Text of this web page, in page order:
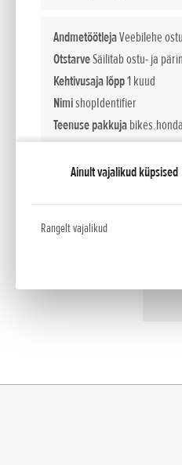
AndmetöötlejaVeebilehe
OtstarveSäilitab ostu- ja
Kehtivusaja lõpp1 kuud
NimishopIdentifier
Teenuse pakkuja
Statistilised küpsised aitavad
Ainult vajalikud küpsised
Rangelt vajalikud